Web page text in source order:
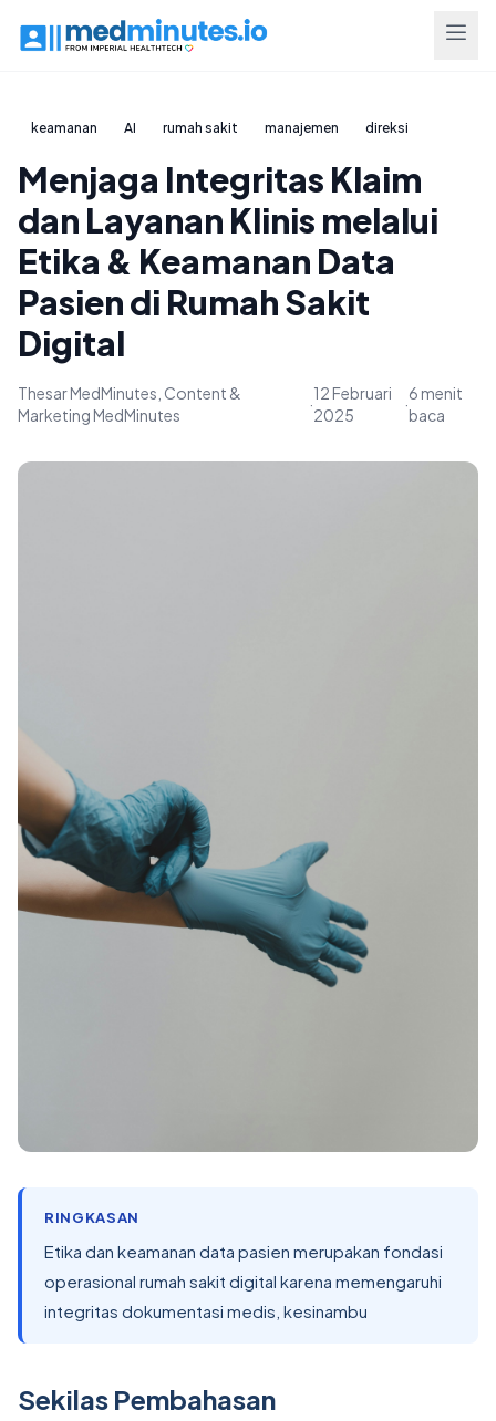
keamanan AI rumah sakit manajemen direksi
Menjaga Integritas Klaim
dan Layanan Klinis melalui
Etika & Keamanan Data
Pasien di Rumah Sakit
Digital
Thesar MedMinutes, Content &
Marketing MedMinutes
·
12 Februari
2025
·
6 menit
baca
RINGKASAN
Etika dan keamanan data pasien merupakan fondasi
operasional rumah sakit digital karena memengaruhi
integritas dokumentasi medis, kesinambu
Sekilas Pembahasan